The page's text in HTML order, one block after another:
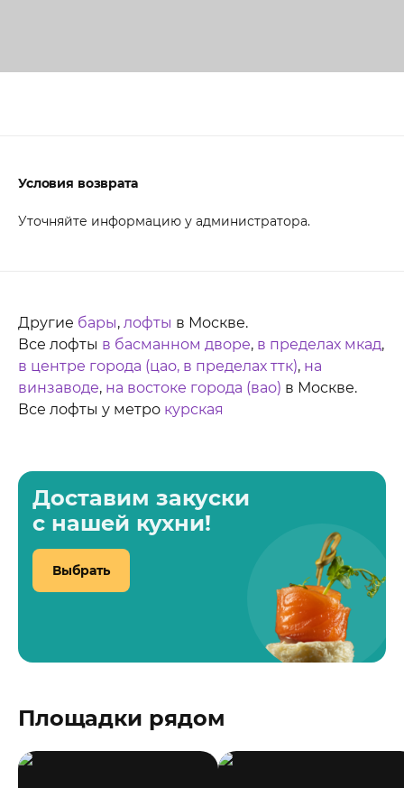
Условия возврата
Уточняйте информацию у администратора.
Другие бары, лофты в Москве.
Все лофты в басманном дворе, в пределах мкад,
в центре города (цао, в пределах ттк), на
винзаводе, на востоке города (вао) в Москве.
Все лофты у метро курская
Доставим закуски
с нашей кухни!
Выбрать
Площадки рядом